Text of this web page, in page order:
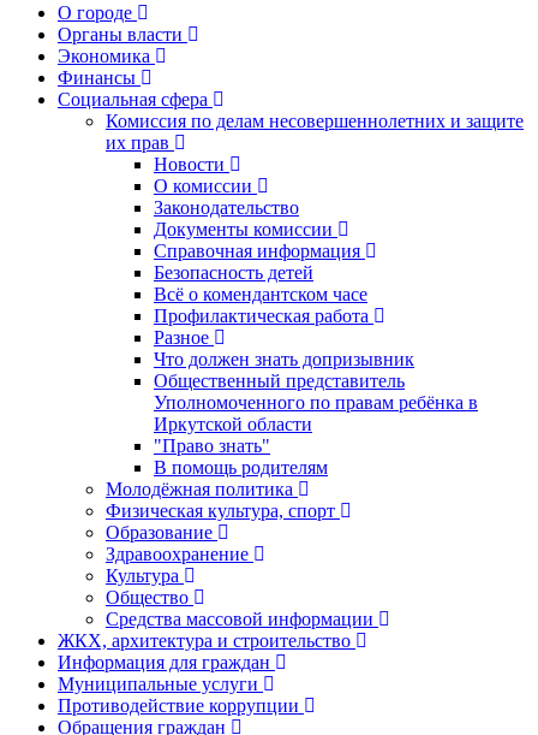
О городе
Органы власти
Экономика
Финансы
Социальная сфера
Комиссия по делам несовершеннолетних и защите
их прав
Новости
О комиссии
Законодательство
Документы комиссии
Справочная информация
Безопасность детей
Всё о комендантском часе
Профилактическая работа
Разное
Что должен знать допризывник
Общественный представитель
Уполномоченного по правам ребёнка в
Иркутской области
"Право знать"
В помощь родителям
Молодёжная политика
Физическая культура, спорт
Образование
Здравоохранение
Культура
Общество
Средства массовой информации
ЖКХ, архитектура и строительство
Информация для граждан
Муниципальные услуги
Противодействие коррупции
Обращения граждан